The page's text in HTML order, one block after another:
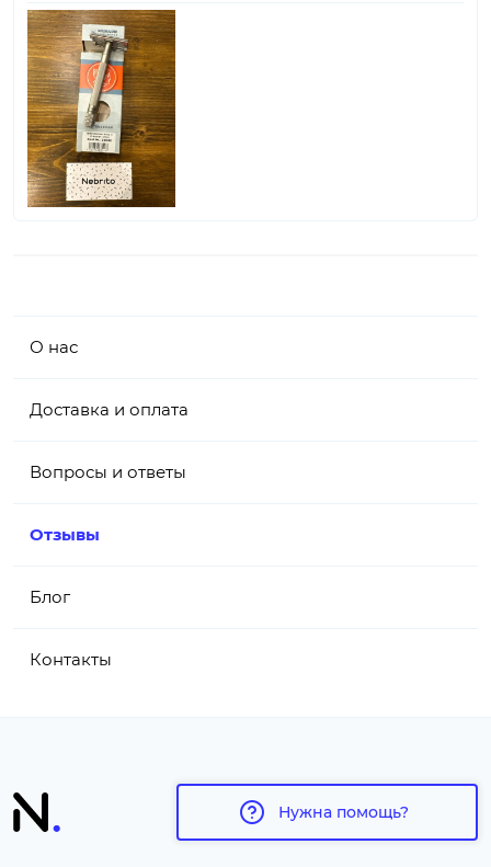
О нас
Доставка и оплата
Вопросы и ответы
Отзывы
Блог
Контакты
Нужна помощь?